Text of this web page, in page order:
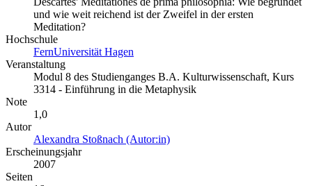
und wie weit reichend ist der Zweifel in der ersten
Meditation?
Hochschule
FernUniversität Hagen
Veranstaltung
Modul 8 des Studienganges B.A. Kulturwissenschaft, Kurs
3314 - Einführung in die Metaphysik
Note
1,0
Autor
Alexandra Stoßnach (Autor:in)
Erscheinungsjahr
2007
Seiten